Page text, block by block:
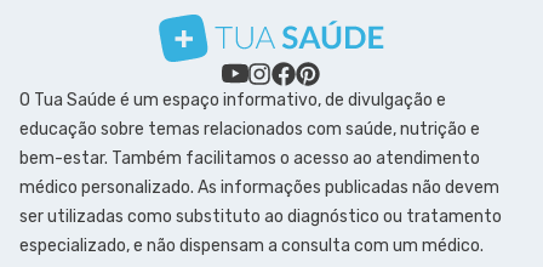
O Tua Saúde é um espaço informativo, de divulgação e
educação sobre temas relacionados com saúde, nutrição e
bem-estar. Também facilitamos o acesso ao atendimento
médico personalizado. As informações publicadas não devem
ser utilizadas como substituto ao diagnóstico ou tratamento
especializado, e não dispensam a consulta com um médico.